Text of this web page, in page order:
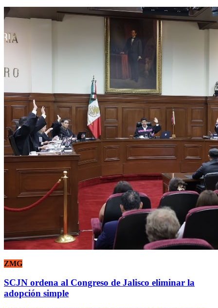
ZMG
SCJN ordena al Congreso de Jalisco eliminar la
adopción simple